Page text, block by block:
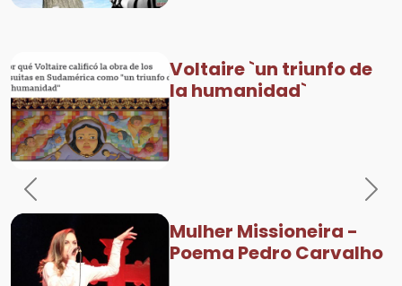
Voltaire `un triunfo de
la humanidad`
Mulher Missioneira -
Poema Pedro Carvalho
Previous Next